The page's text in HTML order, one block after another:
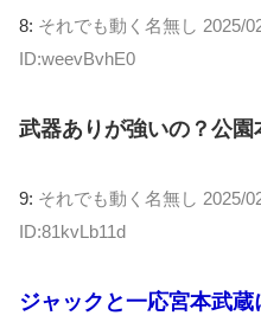
8: それでも動く名無し 2025/
ID:weevBvhE0
武器ありが強いの？公園
9: それでも動く名無し 2025/
ID:81kvLb11d
ジャックと一応宮本武蔵